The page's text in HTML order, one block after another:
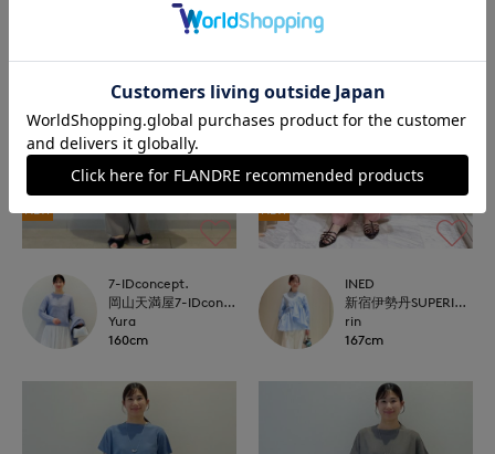
7-IDconcept.
岡山天満屋7-IDconcept.
Yura
160cm
INED
新宿伊勢丹SUPERIOR CLOSET
rin
167cm